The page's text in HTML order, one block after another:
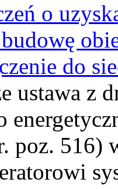
o
do
ustawa z
poz. 516)